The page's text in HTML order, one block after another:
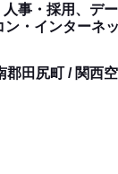
事・採用、デ
ン・インターネ
郡田尻町 / 関西